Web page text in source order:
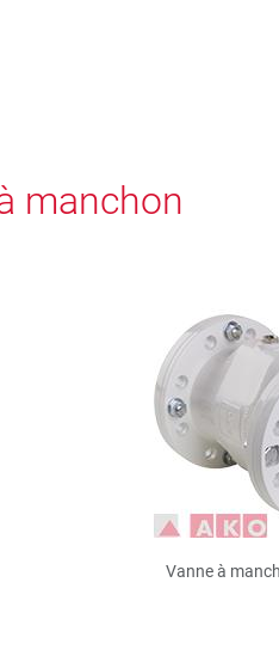
manchon
Vanne à